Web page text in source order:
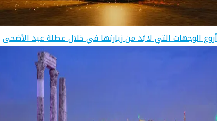
أروع الوجهات التي لا بُد من زيارتها في خلال عطلة عيد الأضحى